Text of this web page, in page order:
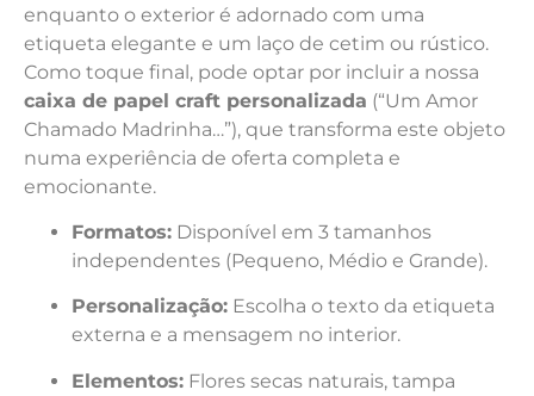
enquanto o exterior é adornado com uma
etiqueta elegante e um laço de cetim ou rústico.
Como toque final, pode optar por incluir a nossa
caixa de papel craft personalizada (“Um Amor
Chamado Madrinha…”), que transforma este objeto
numa experiência de oferta completa e
emocionante.
Formatos: Disponível em 3 tamanhos
independentes (Pequeno, Médio e Grande).
Personalização: Escolha o texto da etiqueta
externa e a mensagem no interior.
Elementos: Flores secas naturais, tampa